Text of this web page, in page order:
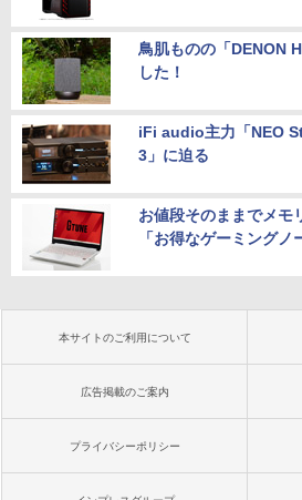
鳥肌ものの「DENON
した！
iFi audio主力「NEO
3」に迫る
お値段そのままでメモ
「お得なゲーミングノ
本サイトのご利用について
広告掲載のご案内
プライバシーポリシー